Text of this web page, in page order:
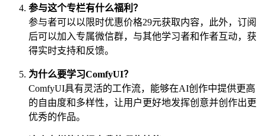
参与这个专栏有什么福利？
参与者可以以限时优惠价格29元获取内容，此外，订阅
后可以加入专属微信群，与其他学习者和作者互动，获
得实时支持和反馈。
为什么要学习ComfyUI？
ComfyUI具有灵活的工作流，能够在AI创作中提供更高
的自由度和多样性，让用户更好地发挥创意并创作出更
优秀的作品。